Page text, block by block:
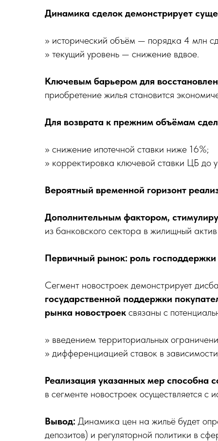
Динамика сделок демонстрирует
» исторический объём — порядка 4 млн
» текущий уровень — снижение вдвое.
Ключевым барьером для
приобретение жилья становится
Для возврата к прежним объёмам
» снижение ипотечной ставки ниже 16%;
» корректировка ключевой ставки ЦБ до
Вероятный временной горизонт
Дополнительным фактором,
из банковского сектора в жилищный
Первичный рынок: роль господдержки
Сегмент новостроек демонстрирует
государственной поддержки
рынка новостроек связаны с
» введением территориальных
» дифференциацией ставок в
Реализация указанных мер способна
в сегменте новостроек осуществляется с
Вывод: Динамика цен на жильё будет
депозитов) и регуляторной политики в